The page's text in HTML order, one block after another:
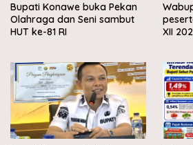
Bupati Konawe buka Pekan
Olahraga dan Seni sambut
HUT ke-81 RI
XII